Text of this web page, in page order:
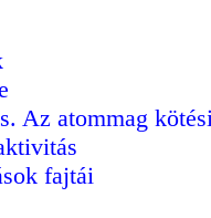
Az atommag
fajtái